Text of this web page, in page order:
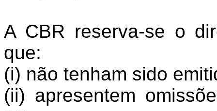
A CBR reserva-se o
que:
(i) não tenham sido
(ii) apresentem